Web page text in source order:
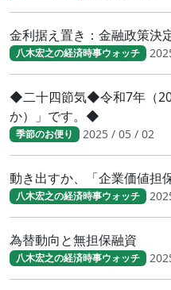
金利据え置き：金融政策決
八木宏之の経済時事ウォッチ
◆二十四節気◆令和7年（
か）」です。◆
季節のお便り 2025 / 05 / 02
動き出すか、「企業価値担
八木宏之の経済時事ウォッチ
為替動向と無担保融資
八木宏之の経済時事ウォッチ